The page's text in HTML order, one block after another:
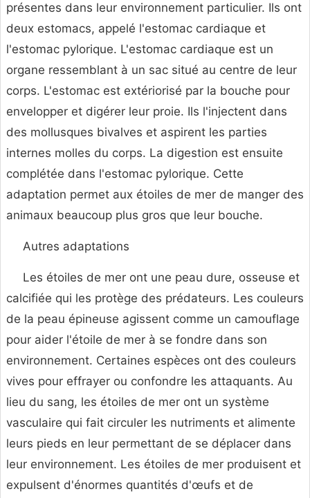
présentes dans leur environnement particulier. Ils ont
deux estomacs, appelé l'estomac cardiaque et
l'estomac pylorique. L'estomac cardiaque est un
organe ressemblant à un sac situé au centre de leur
corps. L'estomac est extériorisé par la bouche pour
envelopper et digérer leur proie. Ils l'injectent dans
des mollusques bivalves et aspirent les parties
internes molles du corps. La digestion est ensuite
complétée dans l'estomac pylorique. Cette
adaptation permet aux étoiles de mer de manger des
animaux beaucoup plus gros que leur bouche.
Autres adaptations
Les étoiles de mer ont une peau dure, osseuse et
calcifiée qui les protège des prédateurs. Les couleurs
de la peau épineuse agissent comme un camouflage
pour aider l'étoile de mer à se fondre dans son
environnement. Certaines espèces ont des couleurs
vives pour effrayer ou confondre les attaquants. Au
lieu du sang, les étoiles de mer ont un système
vasculaire qui fait circuler les nutriments et alimente
leurs pieds en leur permettant de se déplacer dans
leur environnement. Les étoiles de mer produisent et
expulsent d'énormes quantités d'œufs et de